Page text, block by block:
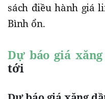
sách điều hành giá
Bình ổn.
Dự báo giá
tới